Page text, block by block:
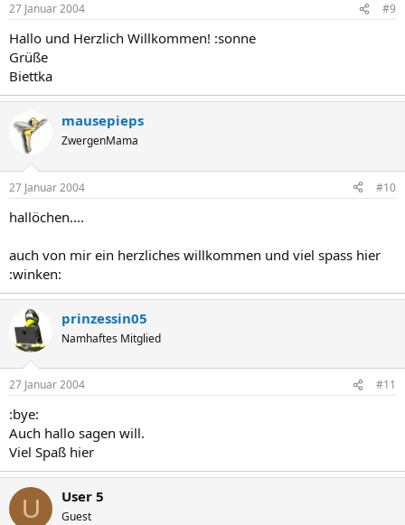
27 Januar 2004 #9
Hallo und Herzlich Willkommen! :sonne
Grüße
Biettka
mausepieps
ZwergenMama
27 Januar 2004 #10
hallöchen....
auch von mir ein herzliches willkommen und viel spass hier
:winken:
prinzessin05
Namhaftes Mitglied
27 Januar 2004 #11
:bye:
Auch hallo sagen will.
Viel Spaß hier
U User 5
Guest